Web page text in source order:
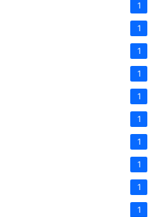
1
1
1
1
1
1
1
1
1
1